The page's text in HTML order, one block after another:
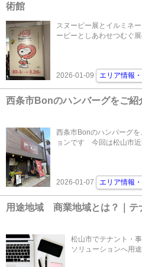
術館
スヌーピー展とイルミネ
ーピーとしあわせつむぐ
2026-01-09 エリア情報
西条市Bonのハンバーグをご紹
西条市Bonのハンバーグ
ョンです 今回は松山市
2026-01-07 エリア情報
用途地域 商業地域とは？｜テ
松山市でテナント・
ソリューションへ用